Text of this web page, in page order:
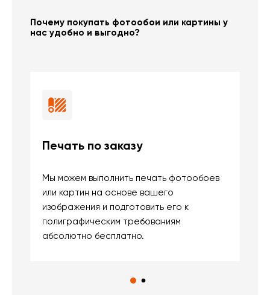
Почему покупать фотообои или картины у
нас удобно и выгодно?
Печать по заказу
Мы можем выполнить печать фотообоев
или картин на основе вашего
изображения и подготовить его к
полиграфическим требованиям
абсолютно бесплатно.